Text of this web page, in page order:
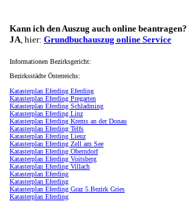
Kann ich den Auszug auch online beantragen?
JA, hier: Grundbuchauszug online Service
Informationen Bezirksgericht:
Bezirksstädte Österreichs:
Katasterplan Eferding Eferding
Katasterplan Eferding Pregarten
Katasterplan Eferding Schladming
Katasterplan Eferding Linz
Katasterplan Eferding Krems an der Donau
Katasterplan Eferding Telfs
Katasterplan Eferding Lienz
Katasterplan Eferding Zell am See
Katasterplan Eferding Oberndorf
Katasterplan Eferding Voitsberg
Katasterplan Eferding Villach
Katasterplan Eferding
Katasterplan Eferding
Katasterplan Eferding Graz 5.Bezirk Gries
Katasterplan Eferding